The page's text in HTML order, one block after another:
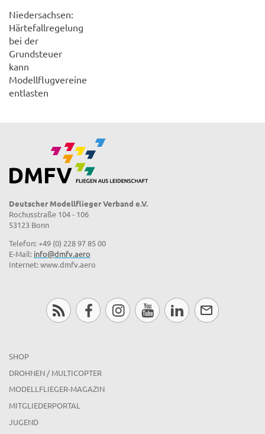
Niedersachsen:
Härtefallregelung
bei der
Grundsteuer
kann
Modellflugvereine
entlasten
Deutscher Modellflieger Verband e.V.
Rochusstraße 104 - 106
53123 Bonn
Telefon: +49 (0) 228 97 85 00
E-Mail: info@dmfv.aero
Internet: www.dmfv.aero
SHOP
DROHNEN / MULTICOPTER
MODELLFLIEGER-MAGAZIN
MITGLIEDERPORTAL
JUGEND